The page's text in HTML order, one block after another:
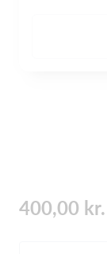
400,00 kr.